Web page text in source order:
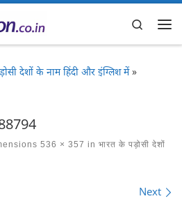
Search
देशों के नाम हिंदी और इंग्लिश में »
536 × 357 in भारत के पड़ोसी देशों
Next